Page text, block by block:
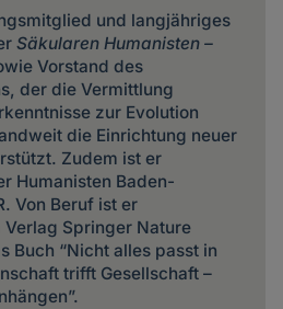
und langjähriges
Säkularen Humanisten –
Vorstand des
der die Vermittlung
zur Evolution
die Einrichtung neuer
Zudem ist er
Humanisten Baden-
Von Beruf ist er
Springer Nature
Buch “Nicht alles passt in
trifft Gesellschaft –